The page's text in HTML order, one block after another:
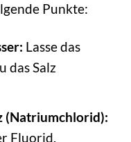
Punkte:
Lasse das
das Salz
(Natriumchlorid):
Fluorid.